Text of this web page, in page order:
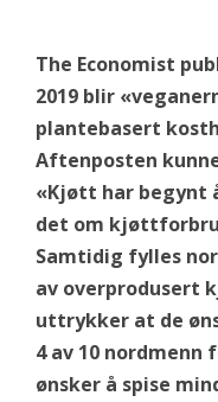
The Economist
2019 blir
plantebasert
Aftenposten
«Kjøtt har begynt
det om
Samtidig fylles
av overprodusert
uttrykker at de
4 av 10 nordmenn
ønsker å spise